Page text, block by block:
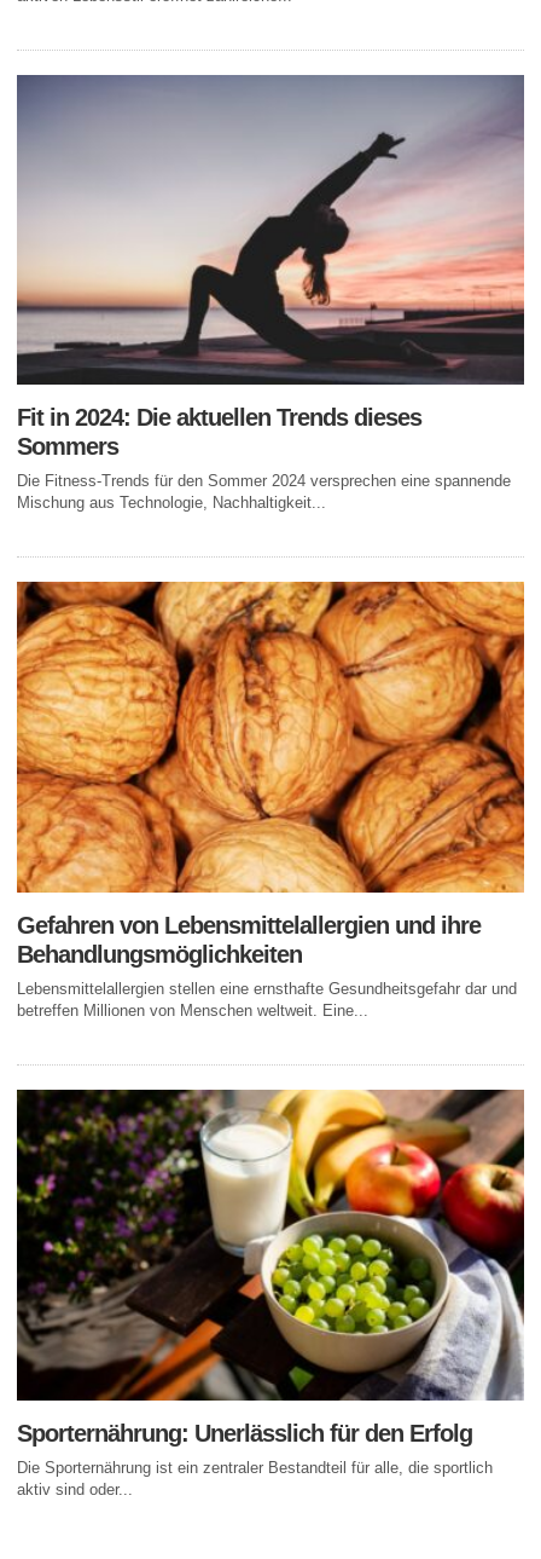
Fit in 2024: Die aktuellen Trends dieses
Sommers
Die Fitness-Trends für den Sommer 2024 versprechen eine spannende
Mischung aus Technologie, Nachhaltigkeit...
Gefahren von Lebensmittelallergien und ihre
Behandlungsmöglichkeiten
Lebensmittelallergien stellen eine ernsthafte Gesundheitsgefahr dar und
betreffen Millionen von Menschen weltweit. Eine...
Sporternährung: Unerlässlich für den Erfolg
Die Sporternährung ist ein zentraler Bestandteil für alle, die sportlich
aktiv sind oder...